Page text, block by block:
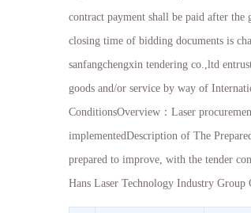
contract payment shall be paid after the
closing time of bidding documents is
sanfangchengxin tendering co.,ltd
goods and/or service by way of
ConditionsOverview ： Laser
implementedDescription of The
prepared to improve, with the tender
Hans Laser Technology Industry